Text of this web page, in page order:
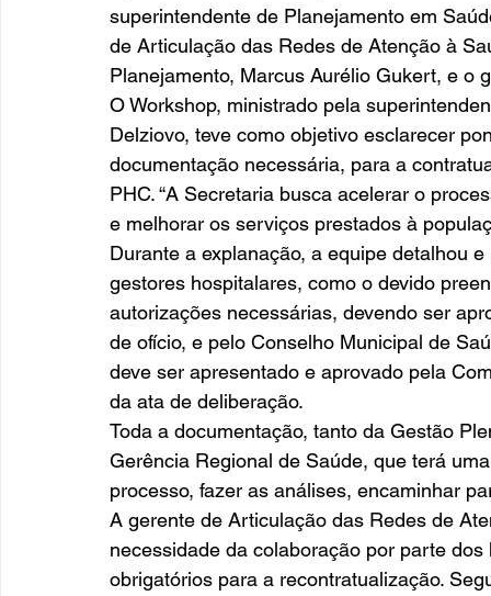
superintendente de Planejamento em
de Articulação das Redes de Atenção à
Planejamento, Marcus Aurélio Gukert, e
O Workshop, ministrado pela
Delziovo, teve como objetivo esclarecer
documentação necessária, para a
PHC. “A Secretaria busca acelerar o
e melhorar os serviços prestados à
Durante a explanação, a equipe detalhou
gestores hospitalares, como o devido
autorizações necessárias, devendo ser
de ofício, e pelo Conselho Municipal de
deve ser apresentado e aprovado pela
da ata de deliberação.
Toda a documentação, tanto da Gestão
Gerência Regional de Saúde, que terá
processo, fazer as análises, encaminhar
A gerente de Articulação das Redes de
necessidade da colaboração por parte
obrigatórios para a recontratualização.